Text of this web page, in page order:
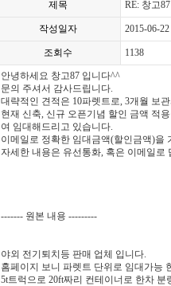
제목 RE: 창고
작성일자 2015-06-22
조회수 1138
안녕하세요 창고87 입니다^^
문의 주셔서 감사드립니다.
대략적인 견적은 10파렛트로, 3개월 보
현재 신축, 신규 오픈기념 할인 금액 적
여 임대해드리고 있습니다.
이메일로 정확한 임대금액(할인금액)을
자세한 내용은 유선통화, 혹은 이메일
------- 원본 내용 ---------
야외 전기퇴치등 판매 업체 입니다.
홈페이지 보니 파렛트 단위로 임대가능
5t트럭으로 20ft짜리 컨테이너로 한차